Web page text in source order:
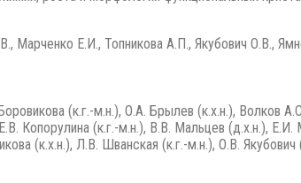
Марченко Е.И., Топникова А.П., Якубович О.В.,
(к.г.-м.н.), О.А. Брылев (к.х.н.), Волков
Копорулина (к.г.-м.н.), В.В. Мальцев (д.х.н.), Е.И.
(к.х.н.), Л.В. Шванская (к.г.-м.н.), О.В.